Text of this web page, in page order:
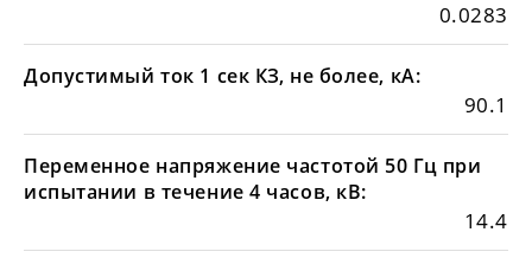
0.0283
Допустимый ток 1 сек КЗ, не более, кА:
90.1
Переменное напряжение частотой 50 Гц при
испытании в течение 4 часов, кВ:
14.4